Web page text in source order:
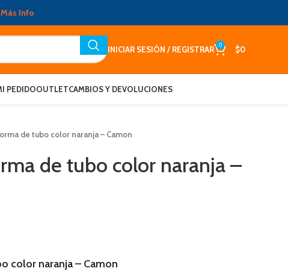
Más Info
INICIAR SESIÓN / REGISTRAR 0 $0
PEDIDOOUTLETCAMBIOS Y DEVOLUCIONES
de tubo color naranja – Camon
de tubo color naranja –
color naranja – Camon